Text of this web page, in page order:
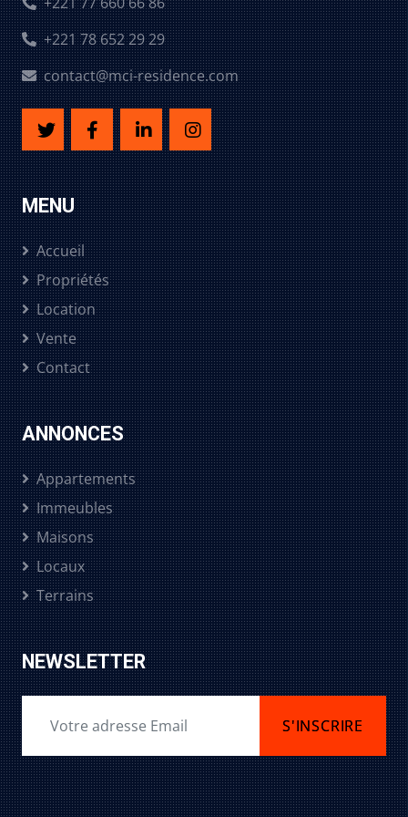
+221 78 652 29 29
contact@mci-residence.com
MENU
Accueil
Propriétés
Location
Vente
Contact
ANNONCES
Appartements
Immeubles
Maisons
Locaux
Terrains
NEWSLETTER
S'INSCRIRE